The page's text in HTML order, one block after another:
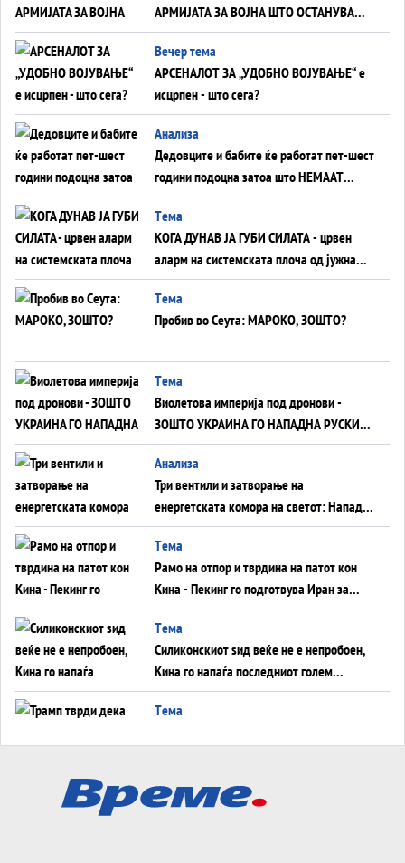
АРМИЈАТА ЗА ВОЈНА ШТО ОСТАНУВА
БЕЗ ФРОНТ
Вечер тема
АРСЕНАЛОТ ЗА „УДОБНО ВОЈУВАЊЕ“ е
исцрпен - што сега?
Анализа
Дедовците и бабите ќе работат пет-шест
години подоцна затоа што НЕМААТ
ВНУЦИ ДА ГИ ЗАМЕНАТ
Tема
КОГА ДУНАВ ЈА ГУБИ СИЛАТА - црвен
аларм на системската плоча од јужна
Германија до Црното Море...
Tема
Пробив во Сеута: МАРОКО, ЗОШТО?
Tема
Виолетова империја под дронови -
ЗОШТО УКРАИНА ГО НАПАДНА РУСКИОТ
WILDBERRIES
Aнализа
Три вентили и затворање на
енергетската комора на светот: Нападот
во Суец најавува глобален енергетски
инфаркт?
Tема
Рамо на отпор и тврдина на патот кон
Кина - Пекинг го подготвува Иран за
американска копнена инвазија
Tема
Силиконскиот ѕид веќе не е непробоен,
Кина го напаѓа последниот голем
монопол на Западот?
Tема
Tема
ДЛАБОКО УДОЛУ: Сметководствените